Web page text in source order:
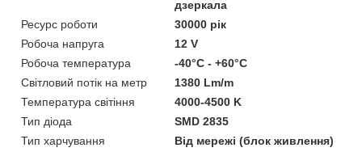
дзеркала
Ресурс роботи
30000 рік
Робоча напруга
12 V
Робоча температура
-40°С - +60°С
Світловий потік на метр
1380 Lm/m
Температура світіння
4000-4500 K
Тип діода
SMD 2835
Тип харчування
Від мережі (блок живлення)